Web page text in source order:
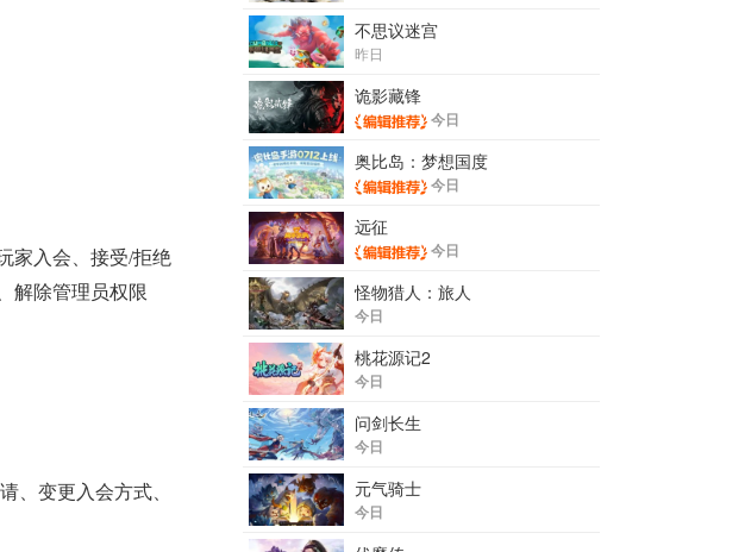
家入会、接受/拒绝
解除管理员权限
、变更入会方式、
不思议迷宫
昨日
诡影藏锋
今日
奥比岛：梦想国度
今日
远征
今日
怪物猎人：旅人
今日
桃花源记2
今日
问剑长生
今日
元气骑士
今日